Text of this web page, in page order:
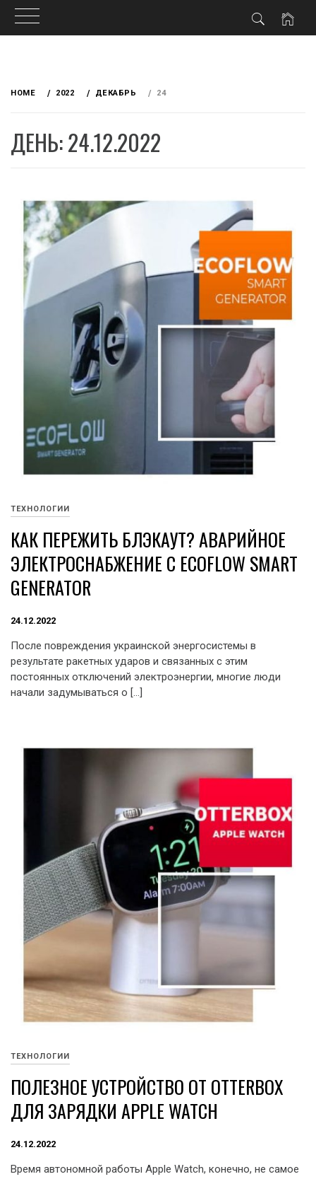
HOME 2022 ДЕКАБРЬ 24
ДЕНЬ: 24.12.2022
ТЕХНОЛОГИИ
КАК ПЕРЕЖИТЬ БЛЭКАУТ? АВАРИЙНОЕ
ЭЛЕКТРОСНАБЖЕНИЕ С ECOFLOW SMART
GENERATOR
24.12.2022
После повреждения украинской энергосистемы в
результате ракетных ударов и связанных с этим
постоянных отключений электроэнергии, многие люди
начали задумываться о […]
ТЕХНОЛОГИИ
ПОЛЕЗНОЕ УСТРОЙСТВО ОТ OTTERBOX
ДЛЯ ЗАРЯДКИ APPLE WATCH
24.12.2022
Время автономной работы Apple Watch, конечно, не самое